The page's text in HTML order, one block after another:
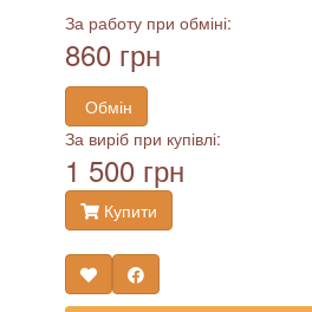
За работу при обміні:
860 грн
Обмін
За виріб при купівлі:
1 500 грн
Купити